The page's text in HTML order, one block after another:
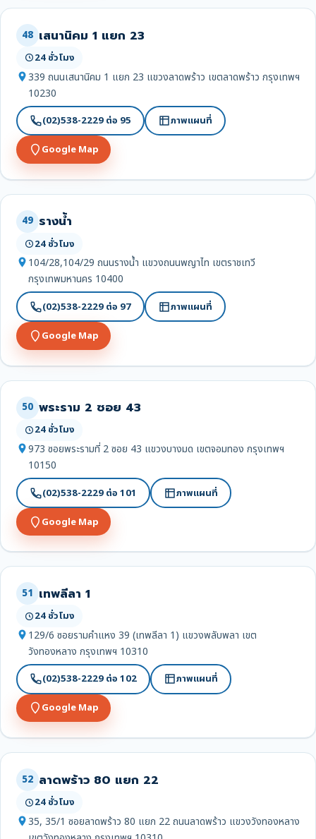
48 เสนานิคม 1 แยก 23
24 ชั่วโมง
339 ถนนเสนานิคม 1 แยก 23 แขวงลาดพร้าว เขตลาดพร้าว กรุงเทพฯ
10230
(02)538-2229 ต่อ 95 ภาพแผนที่
Google Map
49 รางน้ำ
24 ชั่วโมง
104/28,104/29 ถนนรางน้ำ แขวงถนนพญาไท เขตราชเทวี
กรุงเทพมหานคร 10400
(02)538-2229 ต่อ 97 ภาพแผนที่
Google Map
50 พระราม 2 ซอย 43
24 ชั่วโมง
973 ซอยพระรามที่ 2 ซอย 43 แขวงบางมด เขตจอมทอง กรุงเทพฯ
10150
(02)538-2229 ต่อ 101 ภาพแผนที่
Google Map
51 เทพลีลา 1
24 ชั่วโมง
129/6 ซอยรามคำแหง 39 (เทพลีลา 1) แขวงพลับพลา เขต
วังทองหลาง กรุงเทพฯ 10310
(02)538-2229 ต่อ 102 ภาพแผนที่
Google Map
52 ลาดพร้าว 80 แยก 22
24 ชั่วโมง
35, 35/1 ซอยลาดพร้าว 80 แยก 22 ถนนลาดพร้าว แขวงวังทองหลาง